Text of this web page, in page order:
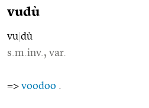
vudù
vu dù
s.m.inv., var.
=> voodoo